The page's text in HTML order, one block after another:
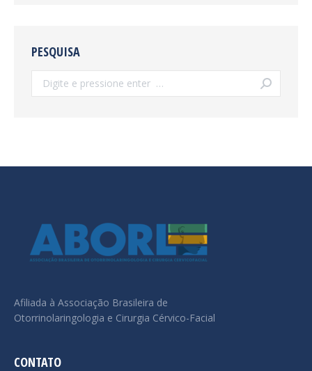
PESQUISA
Search:
Afiliada à Associação Brasileira de
Otorrinolaringologia e Cirurgia Cérvico-Facial
CONTATO